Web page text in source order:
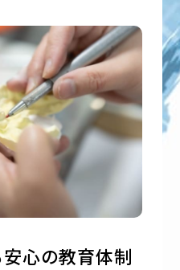
心の教育体制